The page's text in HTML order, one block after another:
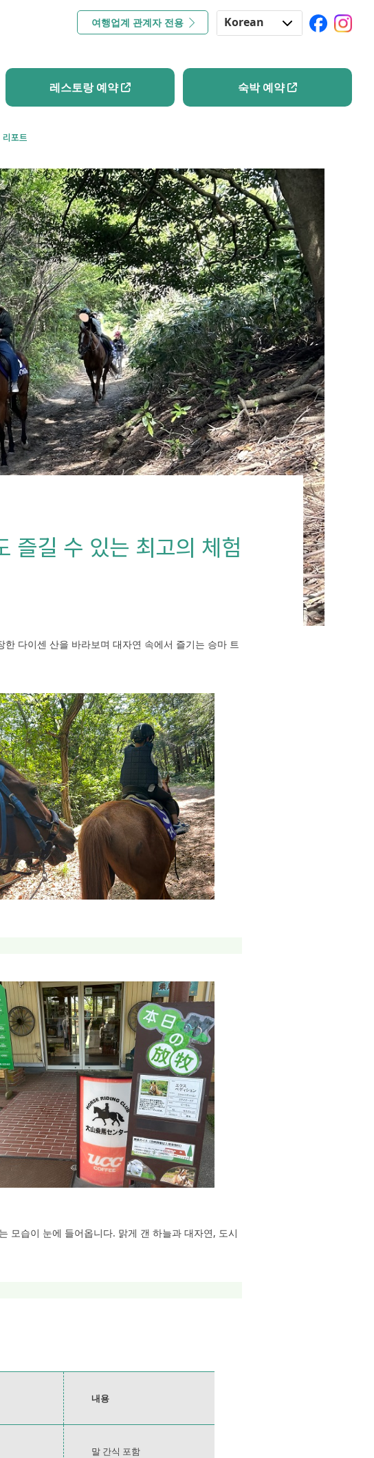
여행업계 관계자 전용
Japanese
Korean
Chinese
레스토랑 예약 숙박 예약
포트
즐길 수 있는 최고의 체험
다이센 산을 바라보며 대자연 속에서 즐기는 승마 트
모습이 눈에 들어옵니다. 맑게 갠 하늘과 대자연, 도시
내용
말 간식 포함
레스토랑 예약 숙박 예약